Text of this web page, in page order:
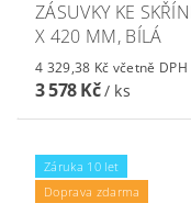
ZÁSUVKY KE
X 420 MM, BÍLÁ
4 329,38 Kč včetně DPH
3 578 Kč/ ks
Záruka 10 let
Doprava zdarma